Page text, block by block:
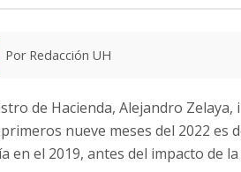
Por Redacción UH
de Hacienda, Alejandro
nueve meses del 2022 es
en el 2019, antes del impacto de